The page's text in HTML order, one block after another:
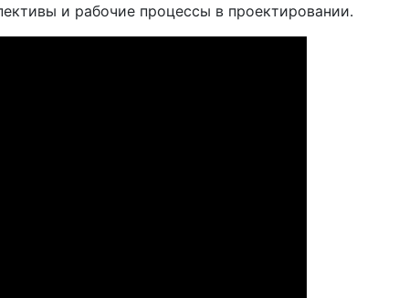
и рабочие процессы в проектировании.